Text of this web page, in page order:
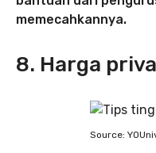
memecahkannya.
8. Harga
Source: